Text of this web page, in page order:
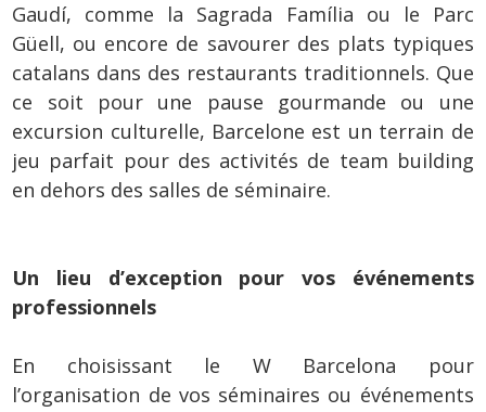
Gaudí, comme la Sagrada Família ou le Parc
Güell, ou encore de savourer des plats typiques
catalans dans des restaurants traditionnels. Que
ce soit pour une pause gourmande ou une
excursion culturelle, Barcelone est un terrain de
jeu parfait pour des activités de team building
en dehors des salles de séminaire.
Un lieu d’exception pour vos événements
professionnels
En choisissant le W Barcelona pour
l’organisation de vos séminaires ou événements